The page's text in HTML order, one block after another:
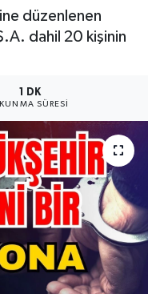
düzenlenen
dahil 20 kişinin
1 DK
SÜRESI